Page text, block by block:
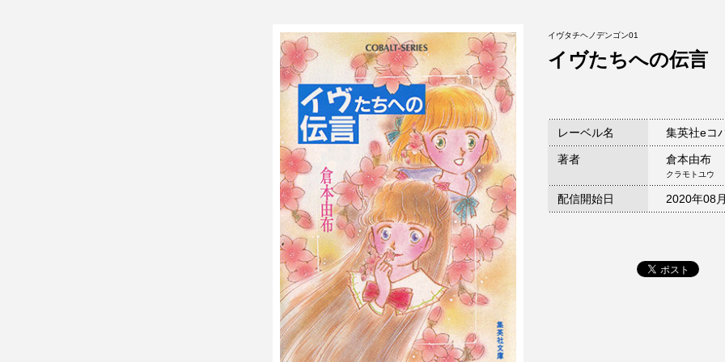
イヴタチヘノデンゴン01
イヴたちへの伝言
レーベル名 集英社eコ
著者 倉本由布
クラモトユウ
配信開始日 2020年08